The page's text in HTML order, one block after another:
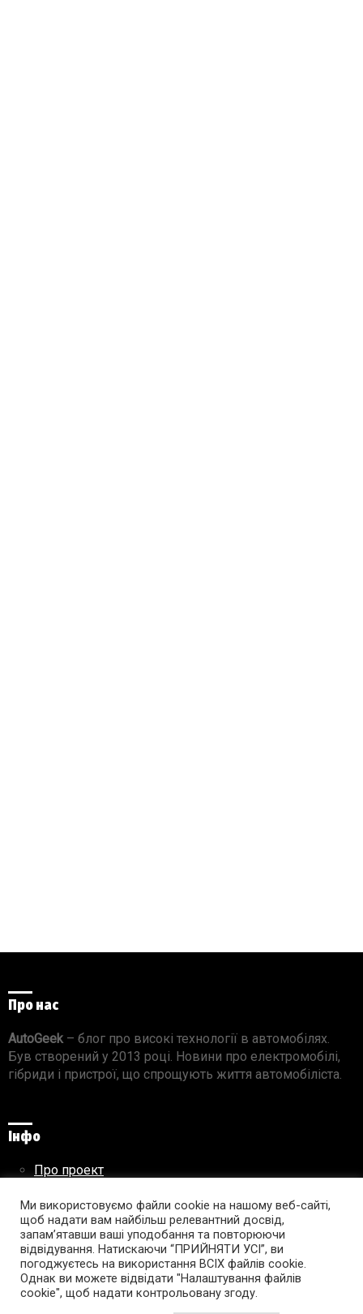
Про нас
AutoGeek– блог про високі технології в автомобілях.
Був створений у 2013 році. Новини про електромобілі,
гібриди і пристрої, що спрощують життя автомобіліста.
Інфо
Про проект
Правила використання матеріалів
Підпишись на AutoGeek!
facebooktwitter instagramyoutube tumblr linkedin
Ми використовуємо файли cookie на нашому веб-сайті,
щоб надати вам найбільш релевантний досвід,
запам’ятавши ваші уподобання та повторюючи
відвідування. Натискаючи “ПРИЙНЯТИ УСІ”, ви
погоджуєтесь на використання ВСІХ файлів cookie.
Однак ви можете відвідати "Налаштування файлів
cookie", щоб надати контрольовану згоду.